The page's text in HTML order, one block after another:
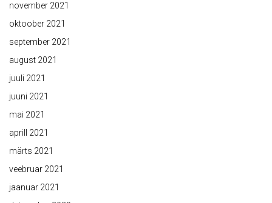
november 2021
oktoober 2021
september 2021
august 2021
juuli 2021
juuni 2021
mai 2021
aprill 2021
märts 2021
veebruar 2021
jaanuar 2021